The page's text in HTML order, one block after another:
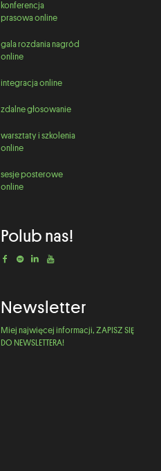
konferencja
prasowa online
gala rozdania nagród
online
integracja online
zdalne głosowanie
warsztaty i szkolenia
online
sesje posterowe
online
Polub nas!
Newsletter
Miej najwięcej informacji, ZAPISZ SIĘ
DO NEWSLETTERA!